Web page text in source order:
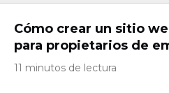
Cómo crear un sitio
para propietarios de
11 minutos de lectura